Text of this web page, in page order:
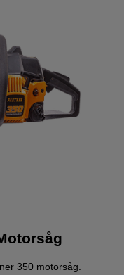
350 motorsåg.